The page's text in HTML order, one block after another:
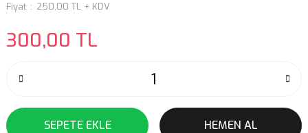
Fiyat
250,00 TL + KDV
300,00 TL
SEPETE EKLE HEMEN AL